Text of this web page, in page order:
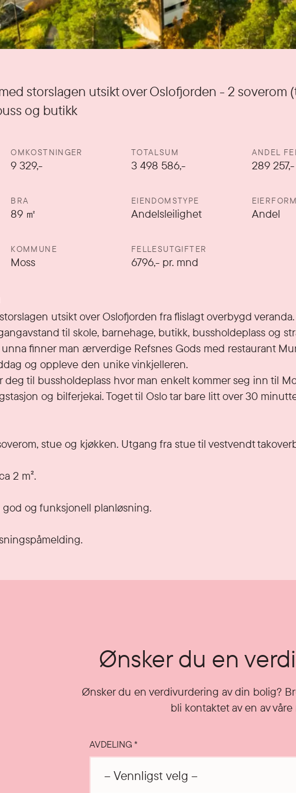
storslagen utsikt over Oslofjorden - 2 soverom
og butikk
OMKOSTNINGER
9 329,-
TOTALSUM
3 498 586,-
ANDEL
289 257,-
BRA
89㎡
EIENDOMSTYPE
Andelsleilighet
EIERFORM
Andel
KOMMUNE
Moss
FELLESUTGIFTER
6796,- pr. mnd
utsikt over Oslofjorden fra flislagt overbygd veranda.
til skole, barnehage, butikk, bussholdeplass og
finner man ærverdige Refsnes Gods med restaurant
og oppleve den unike vinkjelleren.
til bussholdeplass hvor man enkelt kommer seg inn til
og bilferjekai. Toget til Oslo tar bare litt over 30
stue og kjøkken. Utgang fra stue til vestvendt
2 m².
og funksjonell planløsning.
Ønsker du en
Ønsker du en verdivurdering av din bolig?
bli kontaktet av en av våre
AVDELING*